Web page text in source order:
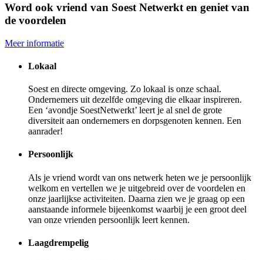
Word ook vriend van Soest Netwerkt en geniet van
de voordelen
Meer informatie
Lokaal
Soest en directe omgeving. Zo lokaal is onze schaal.
Ondernemers uit dezelfde omgeving die elkaar inspireren.
Een ‘avondje SoestNetwerkt’ leert je al snel de grote
diversiteit aan ondernemers en dorpsgenoten kennen. Een
aanrader!
Persoonlijk
Als je vriend wordt van ons netwerk heten we je persoonlijk
welkom en vertellen we je uitgebreid over de voordelen en
onze jaarlijkse activiteiten. Daarna zien we je graag op een
aanstaande informele bijeenkomst waarbij je een groot deel
van onze vrienden persoonlijk leert kennen.
Laagdrempelig